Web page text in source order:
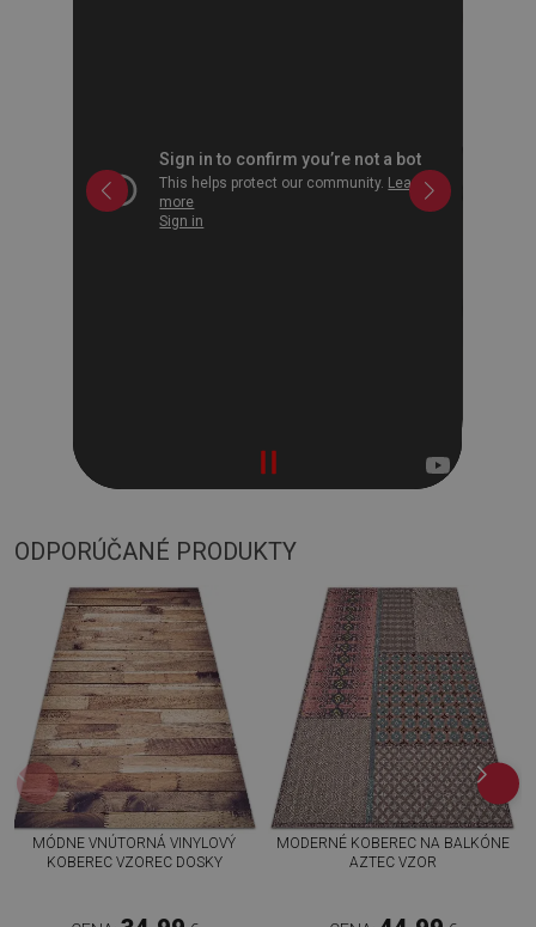
ODPORÚČANÉ PRODUKTY
MÓDNE VNÚTORNÁ VINYLOVÝ
KOBEREC VZOREC DOSKY
MODERNÉ KOBEREC NA BALKÓNE
AZTEC VZOR